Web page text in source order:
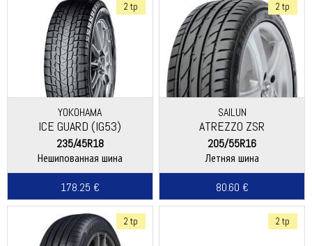
2 tp
YOKOHAMA
ICE GUARD (IG53)
235/45R18
Нешипованная шина
178.25 €
2 tp
SAILUN
ATREZZO ZSR
205/55R16
Летняя шина
80.60 €
2 tp 2 tp